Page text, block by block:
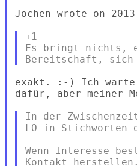
Jochen wrote on
+1
Es bringt nichts,
exakt. :-) Ich warte
dafür, aber meiner
In der
LO in Stichworten
Wenn Interesse